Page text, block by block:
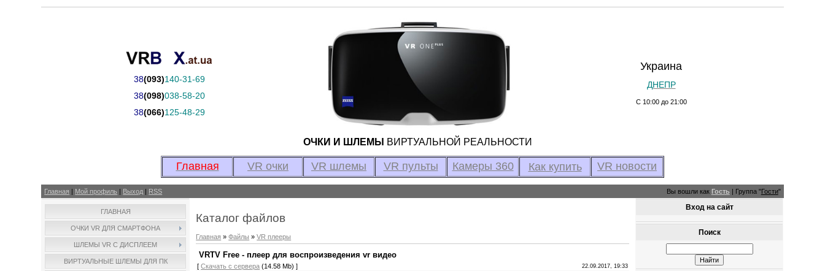
38(093)140-31-69
38(098)038-58-20
38(066)125-48-29
ОЧКИ И ШЛЕМЫ ВИРТУАЛЬНОЙ РЕАЛЬНОСТИ
Украина
ДНЕПР
С 10:00 до 21:00
Главная VR очки VR шлемы VR пульты Камеры 360 Как купить VR новости
Главная | Мой профиль | Выход | RSS Вы вошли как Гость | Группа"Гости"
ГЛАВНАЯ
ОЧКИ VR ДЛЯ СМАРТФОНА
ШЛЕМЫ VR С ДИСПЛЕЕМ
ВИРТУАЛЬНЫЕ ШЛЕМЫ ДЛЯ ПК
Каталог файлов
Главная »Файлы »VR плееры
VRTV Free - плеер для воспроизведения vr видео
[Скачать с сервера (14.58 Mb) ] 22.09.2017, 19:33
Вход на сайт
Поиск